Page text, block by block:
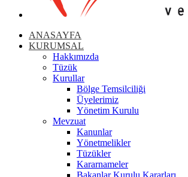
ANASAYFA
KURUMSAL
Hakkımızda
Tüzük
Kurullar
Bölge Temsilciliği
Üyelerimiz
Yönetim Kurulu
Mevzuat
Kanunlar
Yönetmelikler
Tüzükler
Kararnameler
Bakanlar Kurulu Kararları